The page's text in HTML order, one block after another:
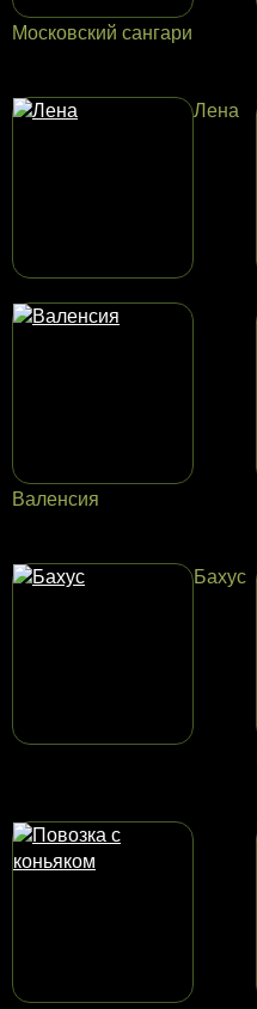
Московский сангари
Лена
Валенсия
Бахус